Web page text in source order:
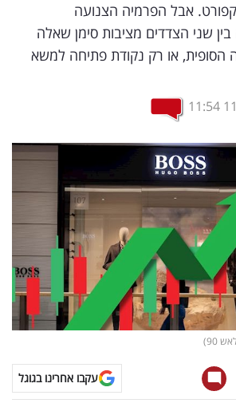
אבל הפרמיה הצנועה
בין שני הצדדים מציבות סימן שאלה
הסופית, או רק נקודת פתיחה למשא
11:54
90)
עקבו אחרינו בגוגל